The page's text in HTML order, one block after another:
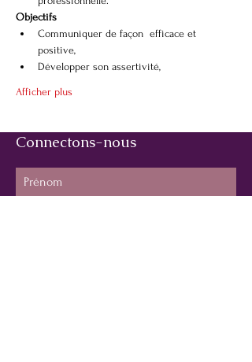
Objectifs
Communiquer de façon  efficace et
positive,
Développer son assertivité,
Afficher plus
Connectons-nous
Prénom